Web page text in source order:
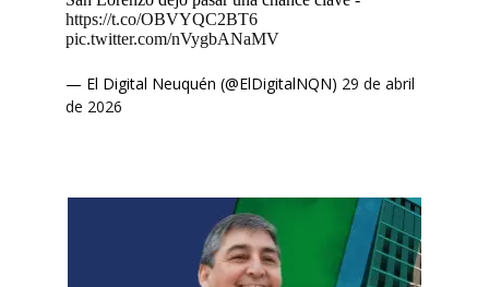
https://t.co/OBVYQC2BT6
pic.twitter.com/nVygbANaMV
— El Digital Neuquén (@ElDigitalNQN) 29 de abril
de 2026